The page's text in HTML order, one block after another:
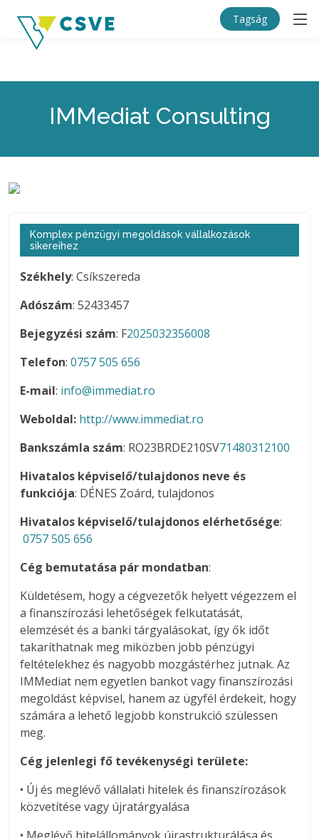
Tagság
IMMediat Consulting
Komplex pénzügyi megoldások vállalkozások
sikereihez
Székhely: Csíkszereda
Adószám: 52433457
Bejegyzési szám: F2025032356008
Telefon: 0757 505 656
E-mail: info@immediat.ro
Weboldal: http://www.immediat.ro
Bankszámla szám: RO23BRDE210SV71480312100
Hivatalos képviselő/tulajdonos neve és
funkciója: DÉNES Zoárd, tulajdonos
Hivatalos képviselő/tulajdonos elérhetősége:
0757 505 656
Cég bemutatása pár mondatban:
Küldetésem, hogy a cégvezetők helyett végezzem el
a finanszírozási lehetőségek felkutatását,
elemzését és a banki tárgyalásokat, így ők időt
takaríthatnak meg miközben jobb pénzügyi
feltételekhez és nagyobb mozgástérhez jutnak. Az
IMMediat nem egyetlen bankot vagy finanszírozási
megoldást képvisel, hanem az ügyfél érdekeit, hogy
számára a lehető legjobb konstrukció szülessen
meg.
Cég jelenlegi fő tevékenységi területe:
• Új és meglévő vállalati hitelek és finanszírozások
közvetítése vagy újratárgyalása